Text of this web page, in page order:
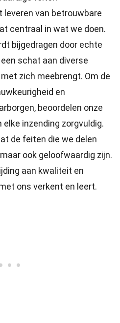
leveren van betrouwbare
centraal in wat we doen.
bijgedragen door echte
schat aan diverse
zich meebrengt. Om de
en
beoordelen onze
elke inzending zorgvuldig.
de feiten die we delen
ook geloofwaardig zijn.
aan kwaliteit en
ons verkent en leert.